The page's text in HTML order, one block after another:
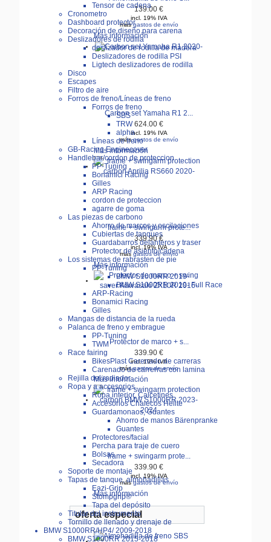
Tensor de cadena
Cronometro
Dashboard protector
Decoración de diseño para carena
Deslizadores de rodilla
deslizador de rodilla de madera
Deslizadores de rodilla PSI
Ligtech deslizadores de rodilla
Disco
Escapes
Filtro de aire
Forros de freno/Líneas de freno
Forros de freno
SBS
TRW
alpha
Líneas de freno
GB-Racing Enginecover
Handlebar/cordon de proteccion
PP-Tuning
Bonamici Racing
Gilles
ARP Racing
cordon de proteccion
agarre de goma
Las piezas de carbono
Ahorro de marcos y oscilaciones
Cubiertas de tanques
Guardabarros delanteros y traser
Protector de asiento/cadena
Los sistemas de rabrasten de pie
PP-Tuning
BMW S1000RR 2019-
BMW S1000RR 2019- Full Race
ARP-Racing
Bonamici Racing
Gilles
Mangas de distancia de la rueda
Palanca de freno y embrague
PP-Tuning
TWM
Race fairing
BikesPlast Carenado de carreras
Carenado de carrerras con lamina
Rejilla del radiador
Ropa y a accesorios
Ropa interior, Calcetines
Accesorios Chalecos Helite
Guardamonaos, Guantes
Ahorro de manos Bärenpranke
Guantes
Protectores/facial
Percha para traje de cuero
Bolsas
Secadora
Soporte de montaje
Tapas de tanque, almohadillas
Eazi-Grip
Stompgrip®
Tapa del depósito
Titular del instrumento
Tornillo de llenado y drenaje de
BMW S1000RR/HP4/ 2009-2018
BMW S1000RR 2015-2018
139.00 €
incl. 19% IVA
másgastos de envío
Más información
Carbon set Yamaha R1 2...
624.00 €
incl. 19% IVA
másgastos de envío
Más información
frame + swingarm prote...
339.90 €
incl. 19% IVA
más gastos de envío
Más información
Protector de marco + s...
339.90 €
incl. 19% IVA
másgastos de envío
Más información
frame + swingarm prote...
339.90 €
incl. 19% IVA
másgastos de envío
Más información
oferta especial